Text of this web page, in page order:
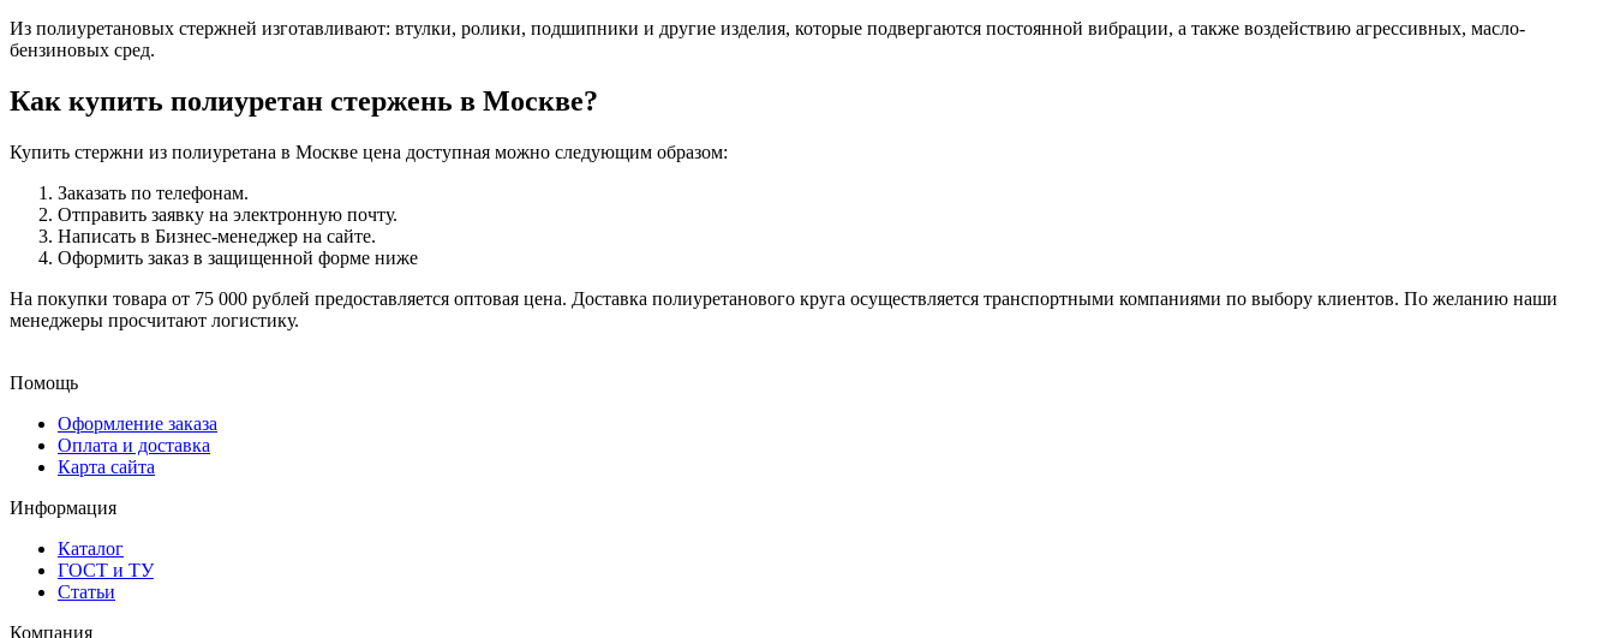
Из полиуретановых стержней изготавливают: втулки, ролики, подшипники и другие изделия, которые подвергаются постоянной вибрации, а также воздействию агрессивных, масло-
бензиновых сред.
Как купить полиуретан стержень в Москве?
Купить стержни из полиуретана в Москве цена доступная можно следующим образом:
Заказать по телефонам.
Отправить заявку на электронную почту.
Написать в Бизнес-менеджер на сайте.
Оформить заказ в защищенной форме ниже
На покупки товара от 75 000 рублей предоставляется оптовая цена. Доставка полиуретанового круга осуществляется транспортными компаниями по выбору клиентов. По желанию наши
менеджеры просчитают логистику.
Помощь
Оформление заказа
Оплата и доставка
Карта сайта
Информация
Каталог
ГОСТ и ТУ
Статьи
Компания